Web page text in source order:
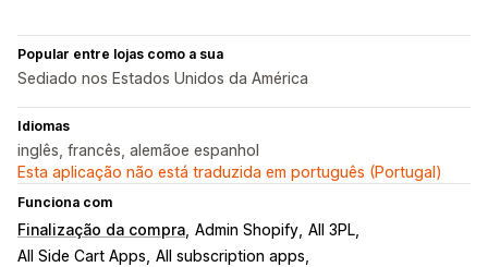
Popular entre lojas como a sua
Sediado nos Estados Unidos da América
Idiomas
inglês, francês, alemãoe espanhol
Esta aplicação não está traduzida em português (Portugal)
Funciona com
Finalização da compra Admin Shopify All 3PL
All Side Cart Apps All subscription apps